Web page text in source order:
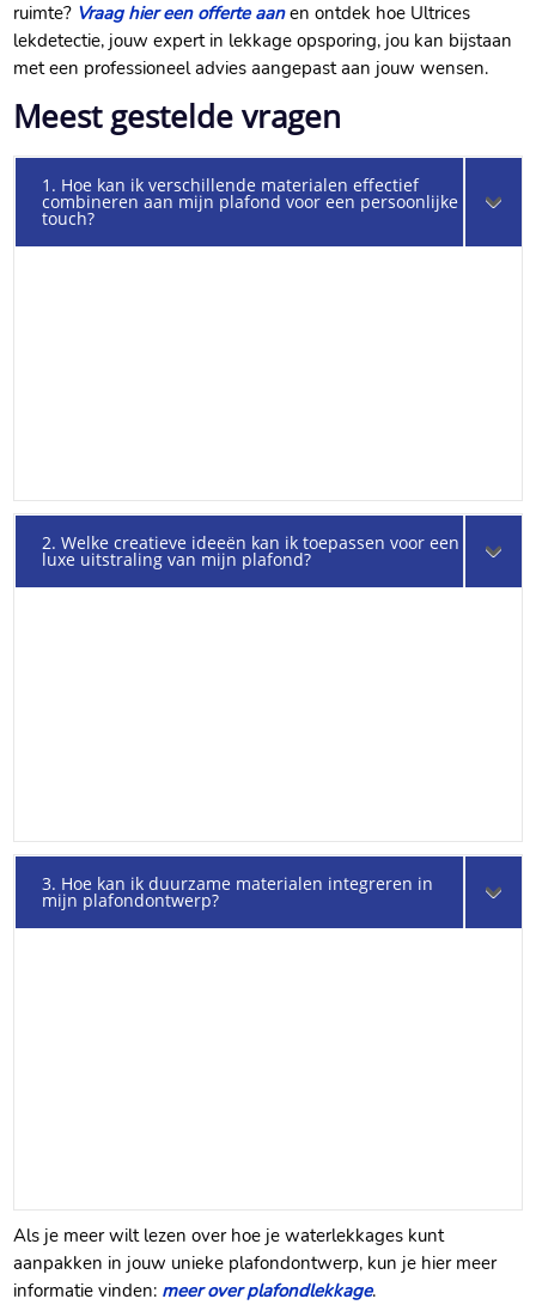
ruimte? Vraag hier een offerte aanen ontdek hoe Ultrices
lekdetectie, jouw expert in lekkage opsporing, jou kan bijstaan
met een professioneel advies aangepast aan jouw wensen.​
Meest gestelde vragen
1. Hoe kan ik verschillende materialen effectief
combineren aan mijn plafond voor een persoonlijke
touch?
2. Welke creatieve ideeën kan ik toepassen voor een
luxe uitstraling van mijn plafond?
3. Hoe kan ik duurzame materialen integreren in
mijn plafondontwerp?
Als je meer wilt lezen over hoe je waterlekkages kunt
aanpakken in jouw unieke plafondontwerp, kun je hier meer
informatie vinden: meer over plafondlekkage.​